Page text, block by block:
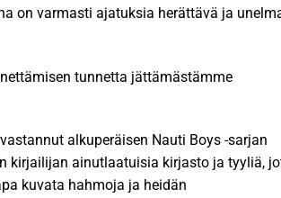
on varmasti ajatuksia herättävä ja
tunnetta jättämästämme
alkuperäisen Nauti Boys -sarjan
kirjailijan ainutlaatuisia kirjasto ja tyyliä,
kuvata hahmoja ja heidän